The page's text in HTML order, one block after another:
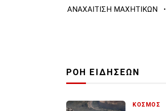
ΑΝΑΧΑΙΤΙΣΗ ΜΑΧΗΤΙΚΩΝ ·
ΡΟΗ ΕΙΔΗΣΕΩΝ
ΚΟΣΜΟΣ